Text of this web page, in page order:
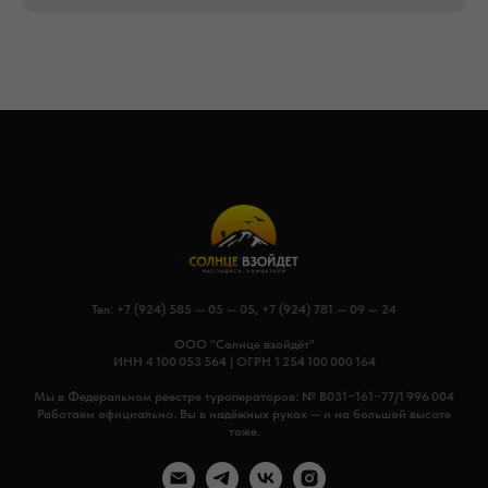
Тел: +7 (924) 585 — 05 — 05 +7 (924) 781 — 09 — 24
ООО "Солнце взойдёт"
ИНН 4 100 053 564 | ОГРН 1 254 100 000 164
Мы в Федеральном реестре туроператоров: № В031−161−77/1 996 004
Работаем официально. Вы в надёжных руках — и на большой высоте
тоже.